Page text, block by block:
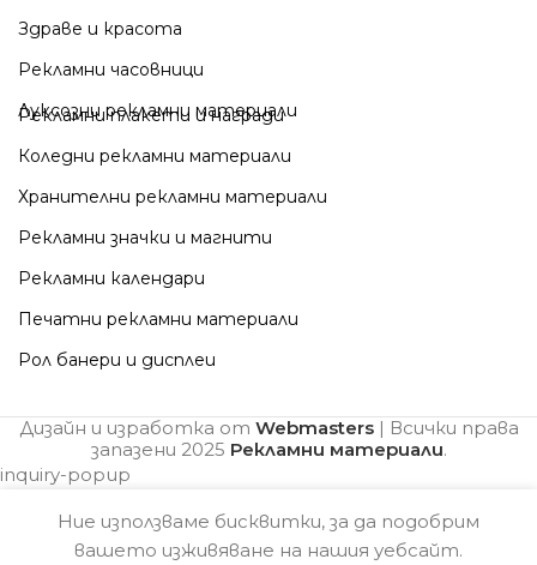
Здраве и красота
Рекламни часовници
Луксозни рекламни материали
Рекламни плакети и награди
Коледни рекламни материали
Хранителни рекламни материали
Рекламни значки и магнити
Рекламни календари
Печатни рекламни материали
Рол банери и дисплеи
Дизайн и изработка от Webmasters| Всички права
запазени 2025 Рекламни материали.
inquiry-popup
Ние използваме бисквитки, за да подобрим
вашето изживяване на нашия уебсайт.